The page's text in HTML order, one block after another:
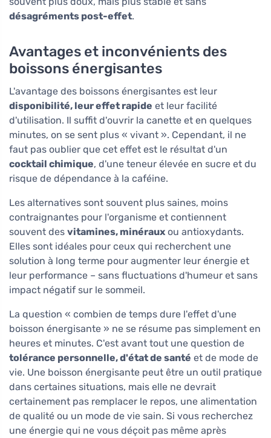
désagréments post-effet.
Avantages et inconvénients des
boissons énergisantes
L'avantage des boissons énergisantes est leur
disponibilité, leur effet rapide et leur facilité
d'utilisation. Il suffit d'ouvrir la canette et en quelques
minutes, on se sent plus « vivant ». Cependant, il ne
faut pas oublier que cet effet est le résultat d'un
cocktail chimique, d'une teneur élevée en sucre et du
risque de dépendance à la caféine.
Les alternatives sont souvent plus saines, moins
contraignantes pour l'organisme et contiennent
souvent des vitamines, minéraux ou antioxydants.
Elles sont idéales pour ceux qui recherchent une
solution à long terme pour augmenter leur énergie et
leur performance – sans fluctuations d'humeur et sans
impact négatif sur le sommeil.
La question « combien de temps dure l'effet d'une
boisson énergisante » ne se résume pas simplement en
heures et minutes. C'est avant tout une question de
tolérance personnelle, d'état de santé et de mode de
vie. Une boisson énergisante peut être un outil pratique
dans certaines situations, mais elle ne devrait
certainement pas remplacer le repos, une alimentation
de qualité ou un mode de vie sain. Si vous recherchez
une énergie qui ne vous déçoit pas même après